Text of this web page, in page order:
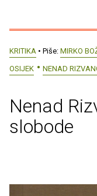
KRITIKA • Piše: MIRKO
OSIJEK
NENAD
Nenad
slobode